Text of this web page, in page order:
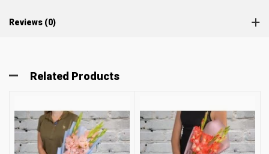
Reviews (0)
Related Products